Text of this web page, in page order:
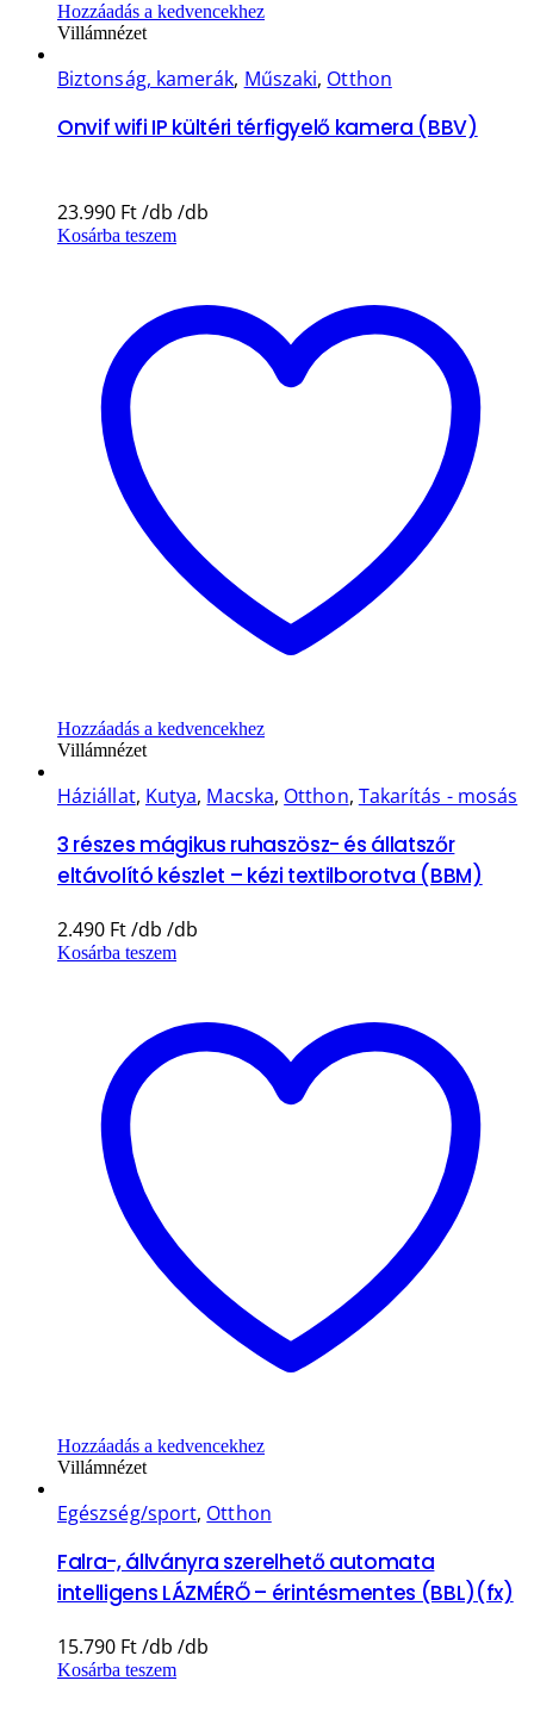
Hozzáadás a kedvencekhez
Villámnézet
Biztonság, kamerák, Műszaki, Otthon
Onvif wifi IP kültéri térfigyelő kamera (BBV)
23.990 Ft
Kosárba teszem
Hozzáadás a kedvencekhez
Villámnézet
Háziállat, Kutya, Macska, Otthon, Takarítás - mosás
3 részes mágikus ruhaszösz- és állatszőr
eltávolító készlet – kézi textilborotva (BBM)
2.490 Ft
Kosárba teszem
Hozzáadás a kedvencekhez
Villámnézet
Egészség/sport, Otthon
Falra-, állványra szerelhető automata
intelligens LÁZMÉRŐ – érintésmentes (BBL)(fx)
15.790 Ft
Kosárba teszem